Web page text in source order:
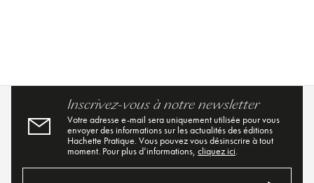
Inscrivez-vous à notre newsletter
Votre adresse e-mail sera uniquement utilisée pour vous
envoyer des informations sur les actualités des éditions
Hachette Pratique. Vous pouvez vous désinscrire à tout
moment. Pour plus d’informations, cliquez ici.